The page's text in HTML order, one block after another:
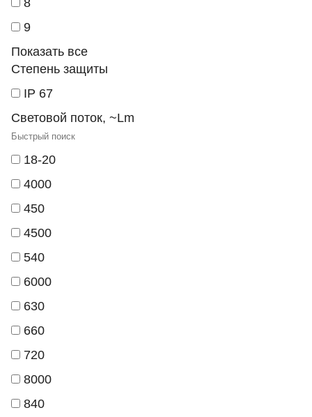
8
9
Показать все
Степень защиты
IP 67
Световой поток, ~Lm
18-20
4000
450
4500
540
6000
630
660
720
8000
840